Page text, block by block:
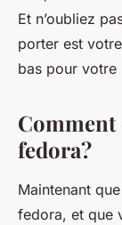
Et n’oubliez
porter est
bas pour votre
Comment
fedora?
Maintenant
fedora, et que